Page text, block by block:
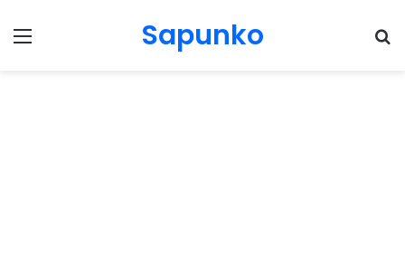
Menu Sapunko